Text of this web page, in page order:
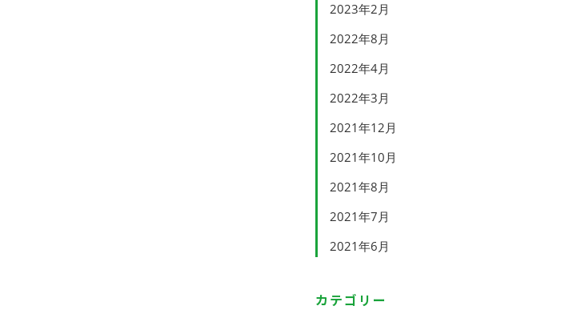
2023年2月
2022年8月
2022年4月
2022年3月
2021年12月
2021年10月
2021年8月
2021年7月
2021年6月
カテゴリー